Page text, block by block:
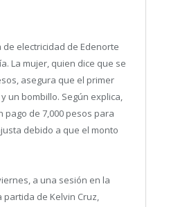
electricidad de Edenorte
La mujer, quien dice que se
asegura que el primer
un bombillo. Según explica,
de 7,000 pesos para
debido a que el monto
a una sesión en la
de Kelvin Cruz,